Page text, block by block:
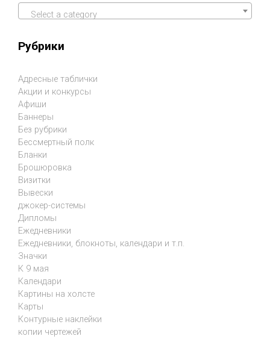
Select a category
Рубрики
Адресные таблички
Акции и конкурсы
Афиши
Баннеры
Без рубрики
Бессмертный полк
Бланки
Брошюровка
Визитки
Вывески
джокер-системы
Дипломы
Ежедневники
Ежедневники, блокноты, календари и т.п.
Значки
К 9 мая
Календари
Картины на холсте
Карты
Контурные наклейки
копии чертежей